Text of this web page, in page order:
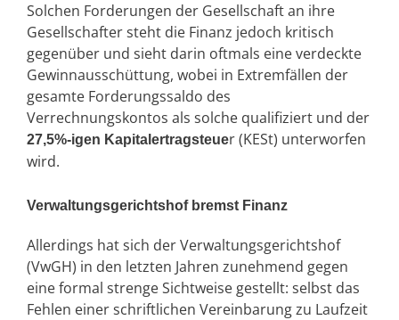
Solchen Forderungen der Gesellschaft an ihre
Gesellschafter steht die Finanz jedoch kritisch
gegenüber und sieht darin oftmals eine verdeckte
Gewinnausschüttung, wobei in Extremfällen der
gesamte Forderungssaldo des
Verrechnungskontos als solche qualifiziert und der
27,5%-igen Kapitalertragsteuer (KESt) unterworfen
wird.
Verwaltungsgerichtshof bremst Finanz
Allerdings hat sich der Verwaltungsgerichtshof
(VwGH) in den letzten Jahren zunehmend gegen
eine formal strenge Sichtweise gestellt: selbst das
Fehlen einer schriftlichen Vereinbarung zu Laufzeit